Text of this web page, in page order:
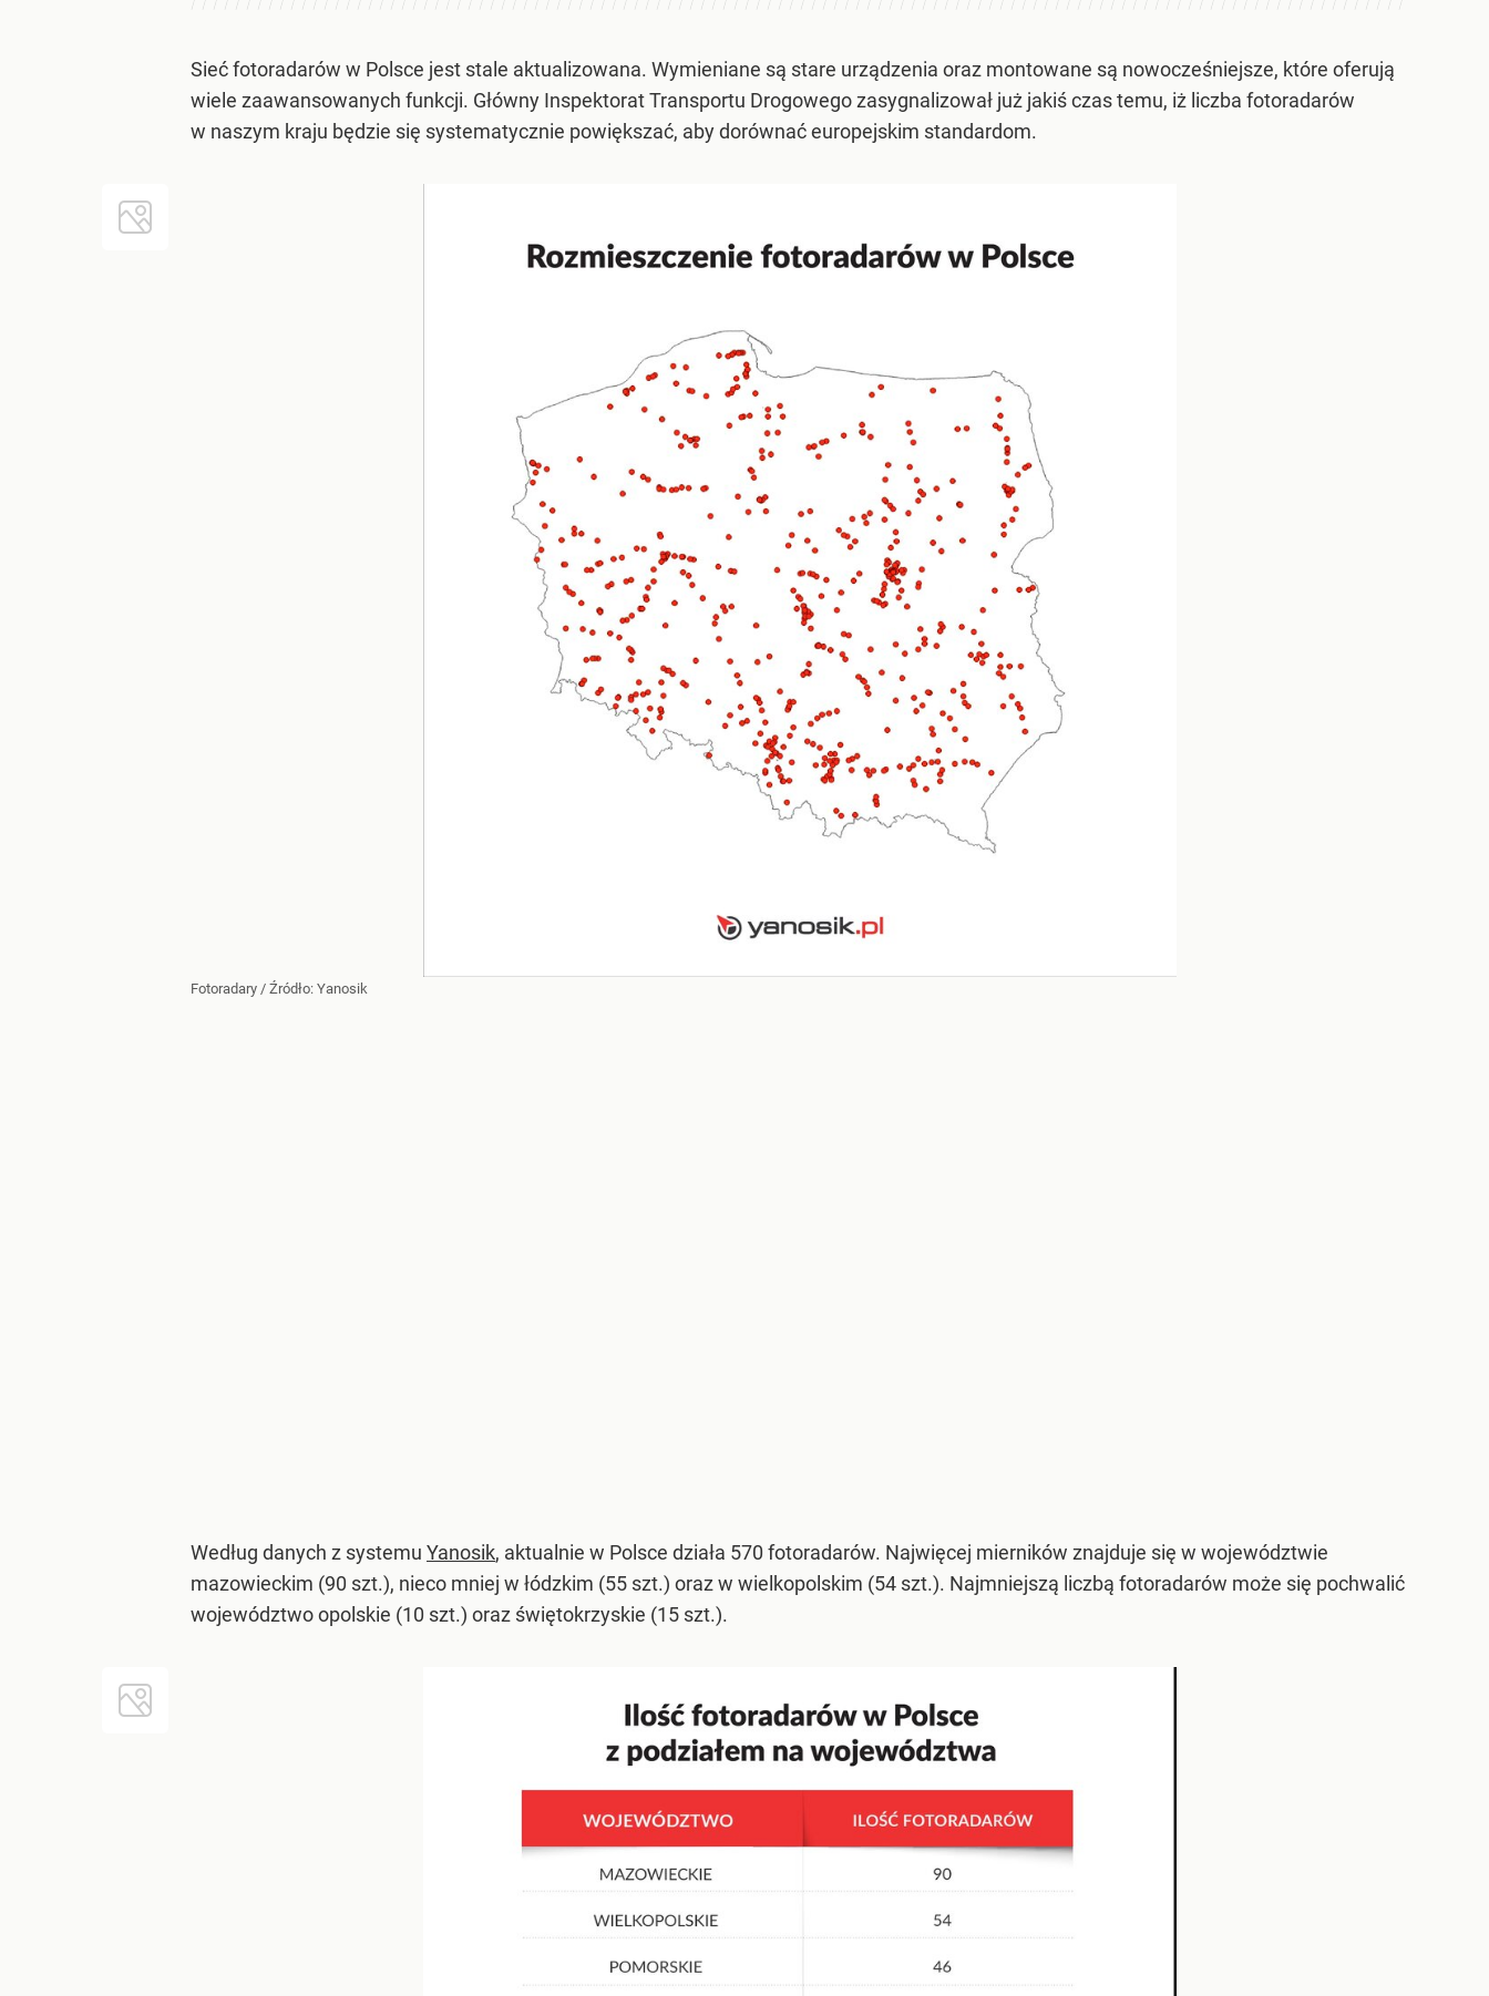
Sieć fotoradarów w Polsce jest stale aktualizowana. Wymieniane są stare urządzenia oraz montowane są nowocześniejsze, które oferują
wiele zaawansowanych funkcji. Główny Inspektorat Transportu Drogowego zasygnalizował już jakiś czas temu, iż liczba fotoradarów
w naszym kraju będzie się systematycznie powiększać, aby dorównać europejskim standardom.
Fotoradary / Źródło: Yanosik
Według danych z systemu Yanosik, aktualnie w Polsce działa 570 fotoradarów. Najwięcej mierników znajduje się w województwie
mazowieckim (90 szt.), nieco mniej w łódzkim (55 szt.) oraz w wielkopolskim (54 szt.). Najmniejszą liczbą fotoradarów może się pochwalić
województwo opolskie (10 szt.) oraz świętokrzyskie (15 szt.).